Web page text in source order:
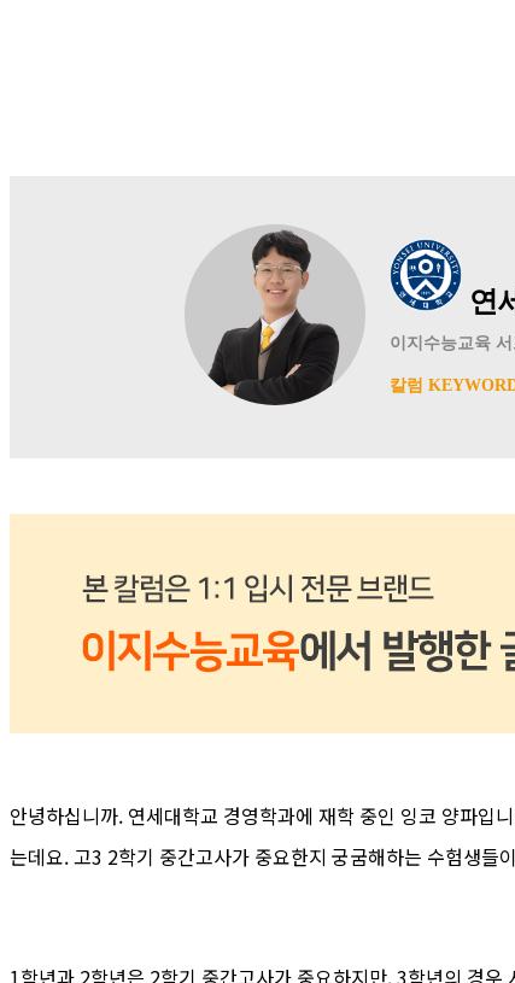
연
이지수능교육
칼럼
안녕하십니까. 연세대학교 경영학과에 재학 중인 잉코 양파입
는데요. 고3 2학기 중간고사가 중요한지 궁굼해하는 수험생
1학년과 2학년은 2학기 중간고사가 중요하지만, 3학년의 경